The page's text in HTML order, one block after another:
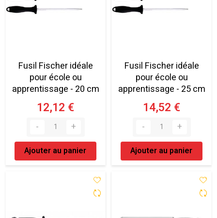
Fusil Fischer idéale
pour école ou
apprentissage - 20 cm
12,12 €
Ajouter au panier
Fusil Fischer idéale
pour école ou
apprentissage - 25 cm
14,52 €
Ajouter au panier